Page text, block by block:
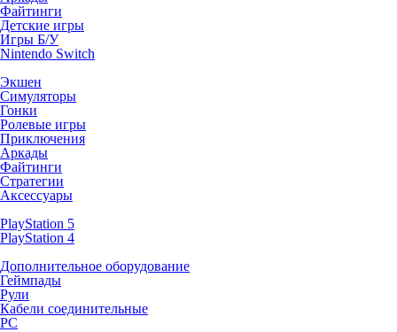
Файтинги
Детские игры
Игры Б/У
Nintendo Switch
Экшен
Симуляторы
Гонки
Ролевые игры
Приключения
Аркады
Файтинги
Стратегии
Аксессуары
PlayStation 5
PlayStation 4
Дополнительное оборудование
Геймпады
Рули
Кабели соединительные
PC